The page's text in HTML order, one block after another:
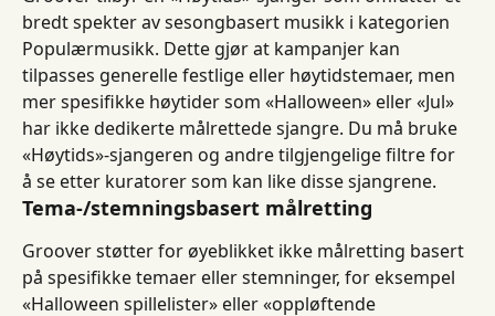
bredt spekter av sesongbasert musikk i kategorien
Populærmusikk. Dette gjør at kampanjer kan
tilpasses generelle festlige eller høytidstemaer, men
mer spesifikke høytider som «Halloween» eller «Jul»
har ikke dedikerte målrettede sjangre. Du må bruke
«Høytids»-sjangeren og andre tilgjengelige filtre for
å se etter kuratorer som kan like disse sjangrene.
Tema-/stemningsbasert målretting
Groover støtter for øyeblikket ikke målretting basert
på spesifikke temaer eller stemninger, for eksempel
«Halloween spillelister» eller «oppløftende